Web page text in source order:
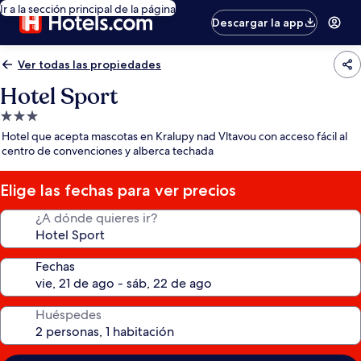
Ir a la sección principal de la página
Descargar la app
Ver todas las propiedades
Hotel Sport
Propiedad
de
3.0
estrellas
Hotel que acepta mascotas en Kralupy nad Vltavou con acceso fácil al
centro de convenciones y alberca techada
Elige las fechas para ver precios
¿A dónde quieres ir?
Fechas
Huéspedes